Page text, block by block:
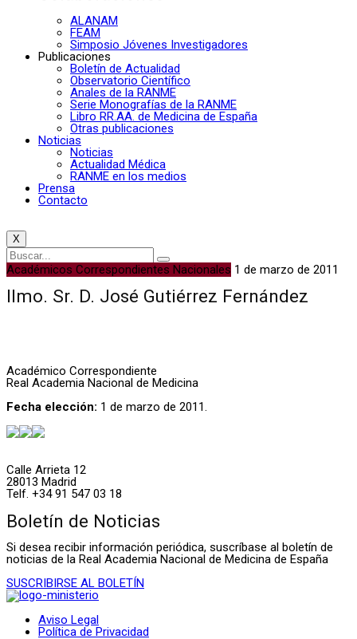
ALANAM
FEAM
Simposio Jóvenes Investigadores
Publicaciones
Boletín de Actualidad
Observatorio Científico
Anales de la RANME
Serie Monografías de la RANME
Libro RR.AA. de Medicina de España
Otras publicaciones
Noticias
Noticias
Actualidad Médica
RANME en los medios
Prensa
Contacto
X
Académicos Correspondientes Nacionales 1 de marzo de 2011
Ilmo. Sr. D. José Gutiérrez Fernández
Académico Correspondiente
Real Academia Nacional de Medicina
Fecha elección: 1 de marzo de 2011.
Calle Arrieta 12
28013 Madrid
Telf. +34 91 547 03 18
Boletín de Noticias
Si desea recibir información periódica, suscríbase al boletín de
noticias de la Real Academia Nacional de Medicina de España
SUSCRIBIRSE AL BOLETÍN
Aviso Legal
Política de Privacidad